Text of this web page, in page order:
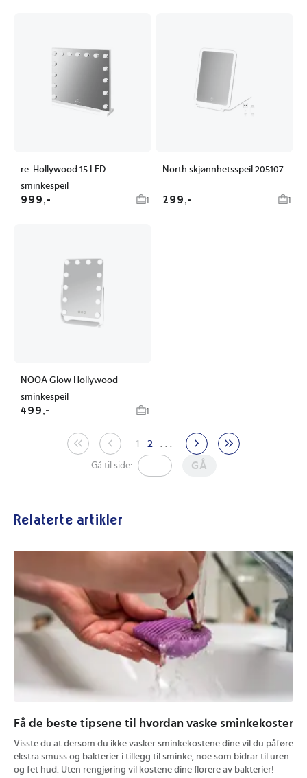
re. Hollywood 15 LED
sminkespeil
999,- 1
North skjønnhetsspeil 205107
299,- 1
NOOA Glow Hollywood
sminkespeil
499,- 1
1 2
Gå til side: GÅ
Relaterte artikler
Få de beste tipsene til hvordan vaske sminkekoster
Visste du at dersom du ikke vasker sminkekostene dine vil du påføre
ekstra smuss og bakterier i tillegg til sminke, noe som bidrar til uren
og fet hud. Uten rengjøring vil kostene dine florere av bakterier!